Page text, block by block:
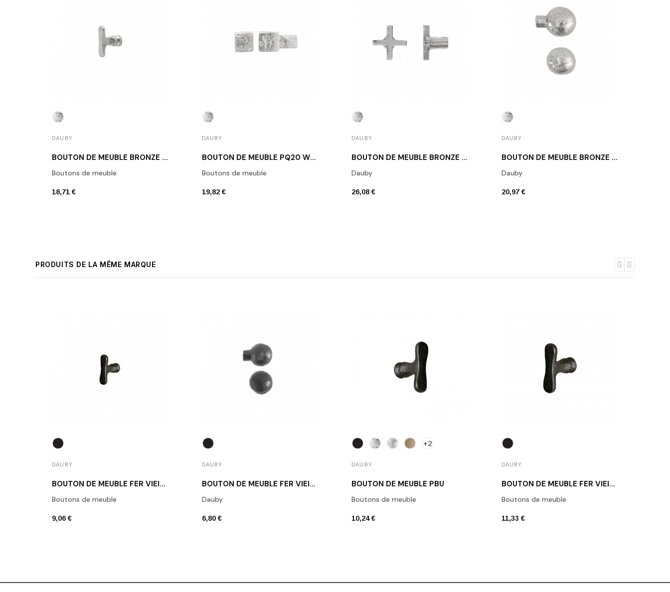
DAUBY
BOUTON DE MEUBLE BRONZE BLANC DAUBY PBU 37 WB
Boutons de meuble
18,71 €
DAUBY
BOUTON DE MEUBLE PQ20 WB / BRONZE BLANC
Boutons de meuble
19,82 €
DAUBY
BOUTON DE MEUBLE BRONZE BLANC DAUBY PCRO WB
Dauby
26,08 €
DAUBY
BOUTON DE MEUBLE BRONZE BLANC DAUBY PT-25
Dauby
20,97 €
PRODUITS DE LA MÊME MARQUE
DAUBY
BOUTON DE MEUBLE FER VIEILLI DAUBY PBU 37 VO
Boutons de meuble
9,06 €
DAUBY
BOUTON DE MEUBLE FER VIEILLI DAUBY PT 20 VO
Dauby
6,80 €
+2
DAUBY
BOUTON DE MEUBLE PBU
Boutons de meuble
10,24 €
DAUBY
BOUTON DE MEUBLE FER VIEILLI DAUBY PBU45 VO
Boutons de meuble
11,33 €